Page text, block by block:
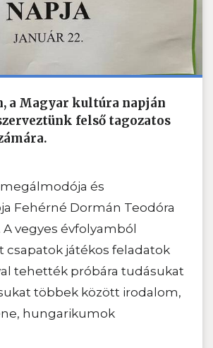
a Magyar kultúra napján
felső tagozatos
és
Fehérné Dormán Teodóra
vegyes évfolyamból
csapatok játékos feladatok
tehették próbára tudásukat
többek között irodalom,
hungarikumok